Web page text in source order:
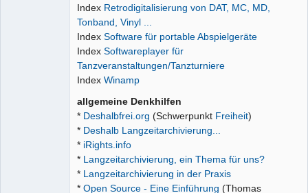
Index Retrodigitalisierung von DAT, MC, MD,
Tonband, Vinyl ...
Index Software für portable Abspielgeräte
Index Softwareplayer für
Tanzveranstaltungen/Tanzturniere
Index Winamp
allgemeine Denkhilfen
* Deshalbfrei.org (Schwerpunkt Freiheit)
* Deshalb Langzeitarchivierung...
* iRights.info
* Langzeitarchivierung, ein Thema für uns?
* Langzeitarchivierung in der Praxis
* Open Source - Eine Einführung (Thomas